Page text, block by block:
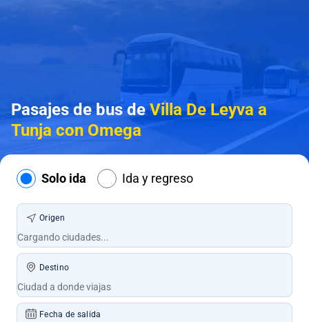
Pasajes de bus deVilla De Leyva a
Tunja con Omega
Solo ida Ida y regreso
Origen
Destino
Fecha de salida